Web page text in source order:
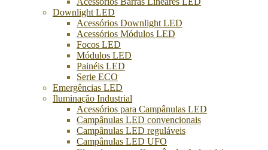
Downlight LED
Acessórios Downlight LED
Acessórios Módulos LED
Focos LED
Módulos LED
Painéis LED
Serie ECO
Emergências LED
Iluminação Industrial
Acessórios para Campânulas LED
Campânulas LED convencionais
Campânulas LED reguláveis
Campânulas LED UFO